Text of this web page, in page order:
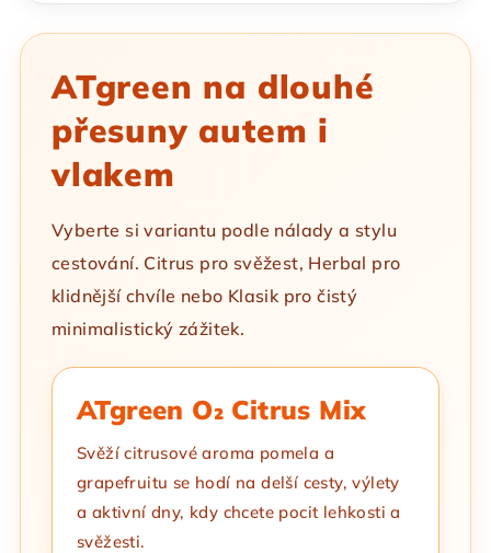
ATgreen na dlouhé
přesuny autem i
vlakem
Vyberte si variantu podle nálady a stylu
cestování. Citrus pro svěžest, Herbal pro
klidnější chvíle nebo Klasik pro čistý
minimalistický zážitek.
ATgreen O₂ Citrus Mix
Svěží citrusové aroma pomela a
grapefruitu se hodí na delší cesty, výlety
a aktivní dny, kdy chcete pocit lehkosti a
svěžesti.